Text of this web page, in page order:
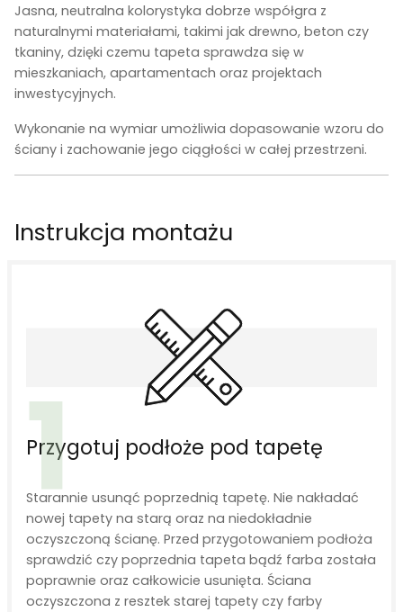
Jasna, neutralna kolorystyka dobrze współgra z
naturalnymi materiałami, takimi jak drewno, beton czy
tkaniny, dzięki czemu tapeta sprawdza się w
mieszkaniach, apartamentach oraz projektach
inwestycyjnych.
Wykonanie na wymiar umożliwia dopasowanie wzoru do
ściany i zachowanie jego ciągłości w całej przestrzeni.
Instrukcja montażu
1
Przygotuj podłoże pod tapetę
Starannie usunąć poprzednią tapetę. Nie nakładać
nowej tapety na starą oraz na niedokładnie
oczyszczoną ścianę. Przed przygotowaniem podłoża
sprawdzić czy poprzednia tapeta bądź farba została
poprawnie oraz całkowicie usunięta. Ściana
oczyszczona z resztek starej tapety czy farby